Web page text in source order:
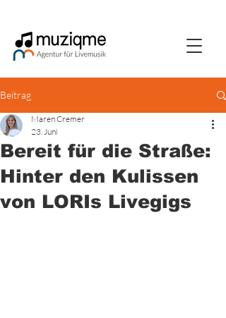
Beitrag
Bereit für die Straße:
Hinter den Kulissen
von LORIs Livegigs
Maren Cremer
23. Juni